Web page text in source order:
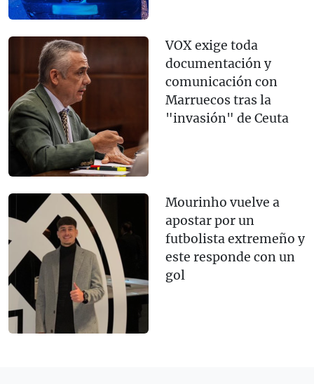
VOX exige toda
documentación y
comunicación con
Marruecos tras la
"invasión" de Ceuta
Mourinho vuelve a
apostar por un
futbolista extremeño y
este responde con un
gol